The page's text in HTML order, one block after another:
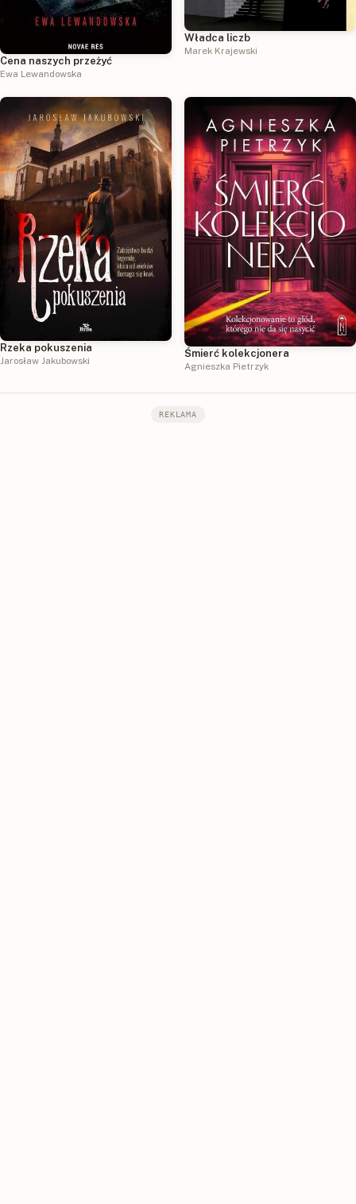
Cena naszych przeżyć
Ewa Lewandowska
Władca liczb
Marek Krajewski
Rzeka pokuszenia
Jarosław Jakubowski
Śmierć kolekcjonera
Agnieszka Pietrzyk
REKLAMA